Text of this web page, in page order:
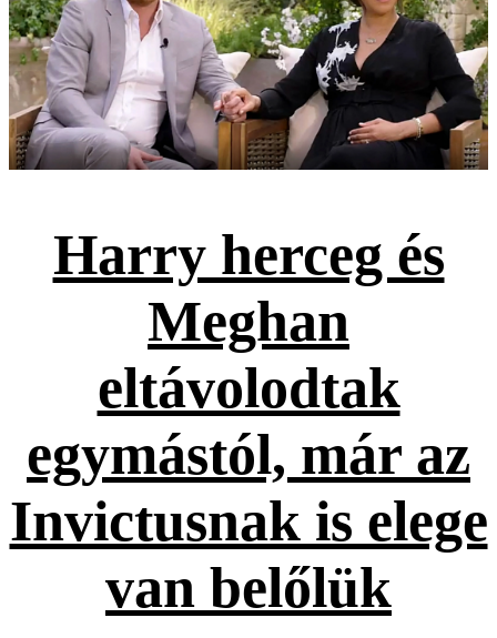
Harry herceg és
Meghan
eltávolodtak
egymástól, már az
Invictusnak is elege
van belőlük